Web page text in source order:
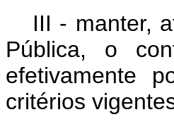
III - manter,
Pública, o
efetivamente
critérios